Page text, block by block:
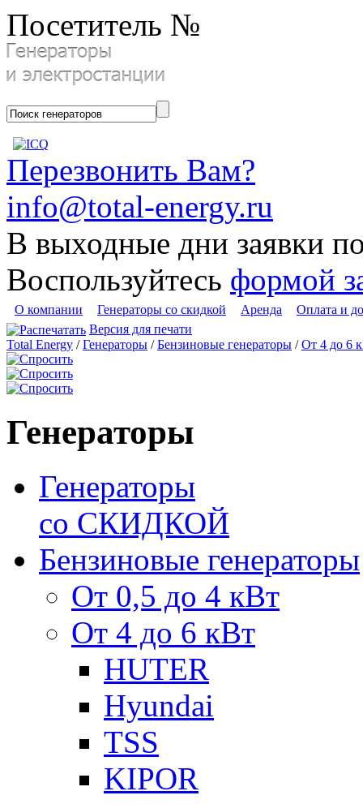
Посетитель №
Перезвонить Вам?
info@total-energy.ru
В выходные дни заявки
Воспользуйтесь формой
О компании Генераторы со скидкой Аренда
Оплата и
Версия для печати
Total Energy /Генераторы /Бензиновые генераторы /От 4 до 6
Генераторы
Генераторы
со СКИДКОЙ
Бензиновые генераторы
От 0,5 до 4 кВт
От 4 до 6 кВт
HUTER
Hyundai
TSS
KIPOR